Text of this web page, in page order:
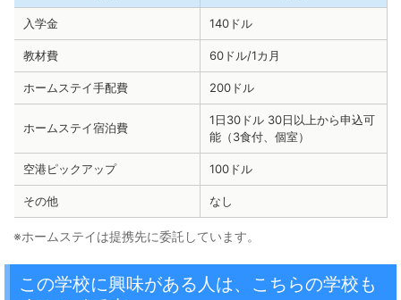
入学金 140ドル
教材費 60ドル/1カ月
ホームステイ手配費 200ドル
ホームステイ宿泊費
1日30ドル 30日以上から申込可
能（3食付、個室）
空港ピックアップ 100ドル
その他 なし
※ホームステイは提携先に委託しています。
この学校に興味がある人は、こちらの学校も